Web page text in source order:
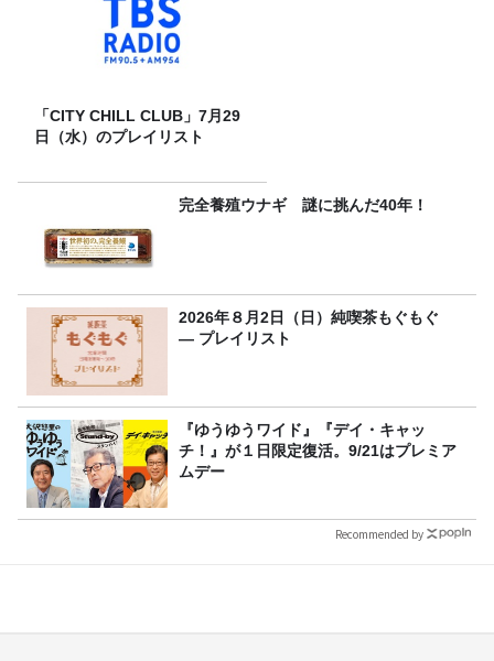
「CITY CHILL CLUB」7月29
日（水）のプレイリスト
完全養殖ウナギ 謎に挑んだ40年！
2026年８月2日（日）純喫茶もぐもぐ
― プレイリスト
『ゆうゆうワイド』『デイ・キャッ
チ！』が１日限定復活。9/21はプレミア
ムデー
Recommended by